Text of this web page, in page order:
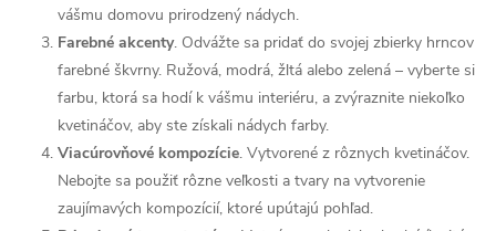
vášmu domovu prirodzený nádych.
Farebné akcenty. Odvážte sa pridať do svojej zbierky hrncov
farebné škvrny. Ružová, modrá, žltá alebo zelená – vyberte si
farbu, ktorá sa hodí k vášmu interiéru, a zvýraznite niekoľko
kvetináčov, aby ste získali nádych farby.
Viacúrovňové kompozície. Vytvorené z rôznych kvetináčov.
Nebojte sa použiť rôzne veľkosti a tvary na vytvorenie
zaujímavých kompozícií, ktoré upútajú pohľad.